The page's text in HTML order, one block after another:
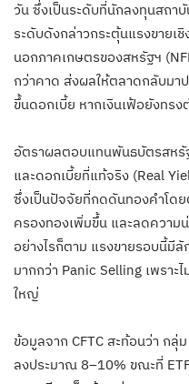
วัน ซึ่งเป็นระดับที่นักลงทุนสถา
ระดับดังกล่าวกระตุ้นแรงขายเ
นอกภาคเกษตรของสหรัฐฯ
กว่าคาด ส่งผลให้ตลาดกลับมา
ขึ้นดอกเบี้ย หากเงินเฟ้อยังทรง
อัตราผลตอบแทนพันธบัตรสห
และดอกเบี้ยที่แท้จริง (Real
ซึ่งเป็นปัจจัยที่กดดันทองคำโด
ครองทองเพิ่มขึ้น และลดความ
อย่างไรก็ตาม แรงขายรอบนี้มี
มากกว่า Panic Selling เพราะ
ใหญ่
ข้อมูลจาก CFTC สะท้อนว่า กลุ่
ลงประมาณ 8–10% ขณะที่